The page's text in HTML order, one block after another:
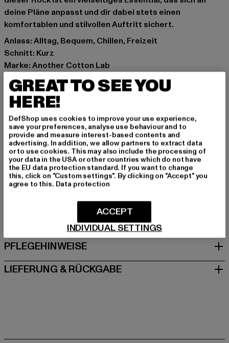
deine Pläne anpasst und dir dabei stets einen
komfortablen und stilvollen Auftritt sichert.
Anlass: Alltag, Bequem, Chillen, Freizeit
Schnitt: Kurz
Marke: Another Cotton Lab
Kat.: Bekleidung
Farbe: beige
Hersteller Farbe: moonlight
Materialzusammensetzung: 76% Baumwolle, 24%
Sorona
Art.Nr: PD00010526-22630
Hersteller: Urban Styles Agency GmbH & Co. KG |
agentur@urbanstylesagency.com
Schanzenstraße 41 | 51063 Köln | DE
GRÖSSE & PASSFORM
PFLEGEHINWEISE
LIEFERUNG & RÜCKGABE
GREAT TO SEE YOU
HERE!
DefShop uses cookies to improve your use experience,
save your preferences, analyse use behaviour and to
provide and measure interest-based contents and
advertising. In addition, we allow partners to extract data
or to use cookies. This may also include the processing of
your data in the USA or other countries which do not have
the EU data protection standard. If you want to change
this, click on "Custom settings". By clicking on "Accept" you
agree to this. Data protection
INDIVIDUAL SETTINGS
ACCEPT